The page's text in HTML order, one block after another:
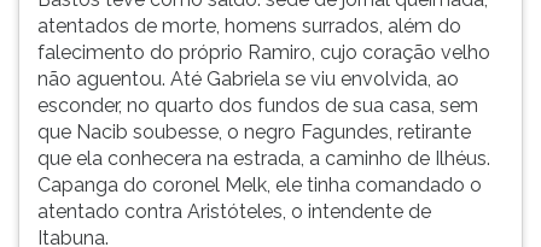
atentados de morte, homens surrados, além do
falecimento do próprio Ramiro, cujo coração velho
não aguentou. Até Gabriela se viu envolvida, ao
esconder, no quarto dos fundos de sua casa, sem
que Nacib soubesse, o negro Fagundes, retirante
que ela conhecera na estrada, a caminho de Ilhéus.
Capanga do coronel Melk, ele tinha comandado o
atentado contra Aristóteles, o intendente de
Itabuna.